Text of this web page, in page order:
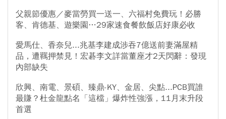
父親節優惠／麥當勞買一送一、六福村免費玩！必勝
客、肯德基、遊樂園…29家速食餐飲飯店好康必收
愛馬仕、香奈兒...兆基李建成涉吞7億送前妻滿屋精
品，遭羈押禁見！宏碁李文詳當董座才2天閃辭：發現
內部缺失
欣興、南電、景碩、臻鼎-KY、金居、尖點...PCB買誰
最賺？杜金龍點名「這檔」爆炸性強漲，11月末升段
首選